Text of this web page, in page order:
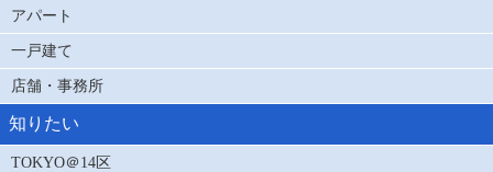
アパート
一戸建て
店舗・事務所
知りたい
TOKYO＠14区